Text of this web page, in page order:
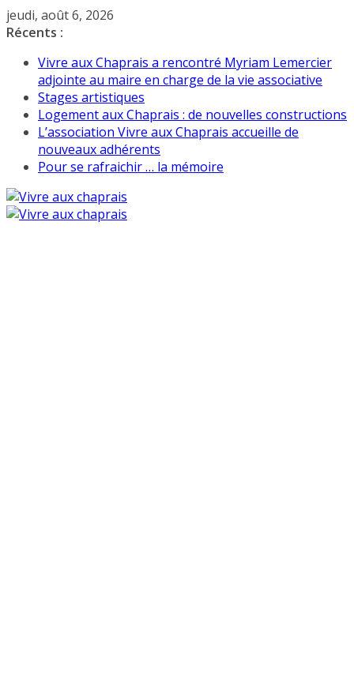
Passer
au
jeudi, août 6, 2026
Récents :
Vivre aux Chaprais a rencontré Myriam Lemercier
adjointe au maire en charge de la vie associative
Stages artistiques
Logement aux Chaprais : de nouvelles constructions
L’association Vivre aux Chaprais accueille de
nouveaux adhérents
Pour se rafraichir … la mémoire